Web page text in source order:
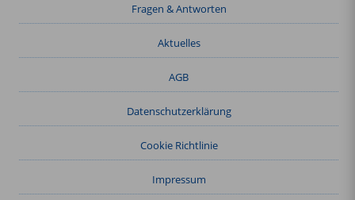
Fragen & Antworten
Aktuelles
AGB
Datenschutzerklärung
Cookie Richtlinie
Impressum